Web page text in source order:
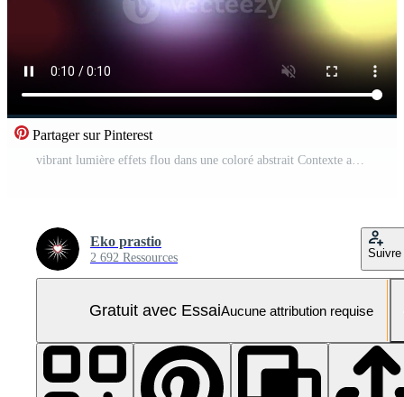
Partager sur Pinterest
vibrant lumière effets flou dans une coloré abstrait Contexte avec embrasé orbes et foncé alentours Vidéo Pro
Eko prastio
2 692 Ressources Suivre
Gratuit avec EssaiAucune attribution requise